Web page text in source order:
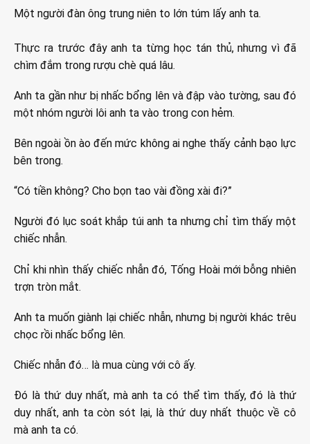
Một người đàn ông trung niên to lớn túm lấy anh ta.
Thực ra trước đây anh ta từng học tán thủ, nhưng vì đã
chìm đắm trong rượu chè quá lâu.
Anh ta gần như bị nhấc bổng lên và đập vào tường, sau đó
một nhóm người lôi anh ta vào trong con hẻm.
Bên ngoài ồn ào đến mức không ai nghe thấy cảnh bạo lực
bên trong.
“Có tiền không? Cho bọn tao vài đồng xài đi?”
Người đó lục soát khắp túi anh ta nhưng chỉ tìm thấy một
chiếc nhẫn.
Chỉ khi nhìn thấy chiếc nhẫn đó, Tống Hoài mới bỗng nhiên
trợn tròn mắt.
Anh ta muốn giành lại chiếc nhẫn, nhưng bị người khác trêu
chọc rồi nhấc bổng lên.
Chiếc nhẫn đó… là mua cùng với cô ấy.
Đó là thứ duy nhất, mà anh ta có thể tìm thấy, đó là thứ
duy nhất, anh ta còn sót lại, là thứ duy nhất thuộc về cô
mà anh ta có.